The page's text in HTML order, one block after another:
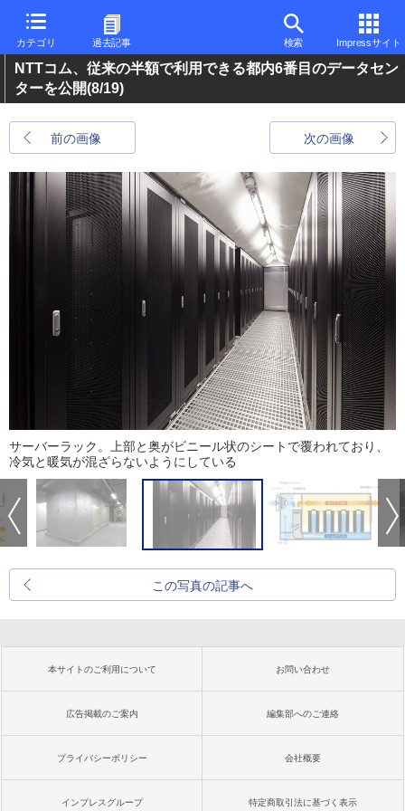
カテゴリ 過去記事 検索 Impressサイト
NTTコム、従来の半額で利用できる都内6番目のデータセン
ターを公開(8/19)
前の画像 次の画像
サーバーラック。上部と奥がビニール状のシートで覆われており、
冷気と暖気が混ざらないようにしている
この写真の記事へ
本サイトのご利用について お問い合わせ
広告掲載のご案内 編集部へのご連絡
プライバシーポリシー 会社概要
インプレスグループ 特定商取引法に基づく表示